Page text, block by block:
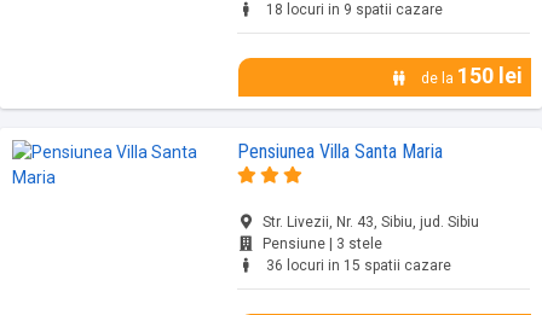
18 locuri in 9 spatii cazare
de la 150 lei
Pensiunea Villa Santa Maria
Str. Livezii, Nr. 43, Sibiu, jud. Sibiu
Pensiune | 3 stele
36 locuri in 15 spatii cazare